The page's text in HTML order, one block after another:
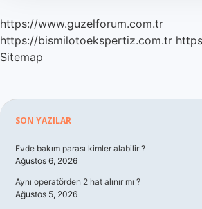
https://www.guzelforum.com.tr
https://bismilotoekspertiz.com.tr
Sitemap
Sidebar
SON YAZILAR
Evde bakım parası kimler alabilir ?
Ağustos 6, 2026
Aynı operatörden 2 hat alınır mı ?
Ağustos 5, 2026